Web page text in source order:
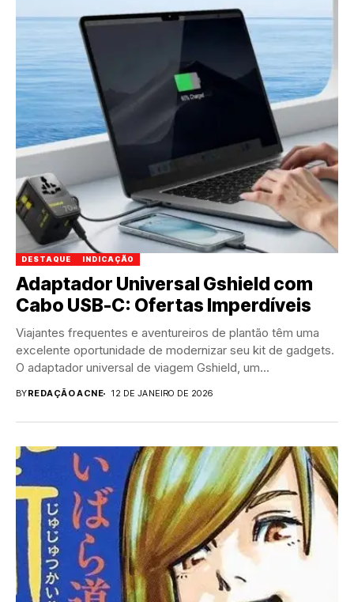
DESTAQUE INDICAÇÃO
Adaptador Universal Gshield com
Cabo USB-C: Ofertas Imperdíveis
Viajantes frequentes e aventureiros de plantão têm uma
excelente oportunidade de modernizar seu kit de gadgets.
O adaptador universal de viagem Gshield, um...
BYREDAÇÃO ACNE 12 DE JANEIRO DE 2026